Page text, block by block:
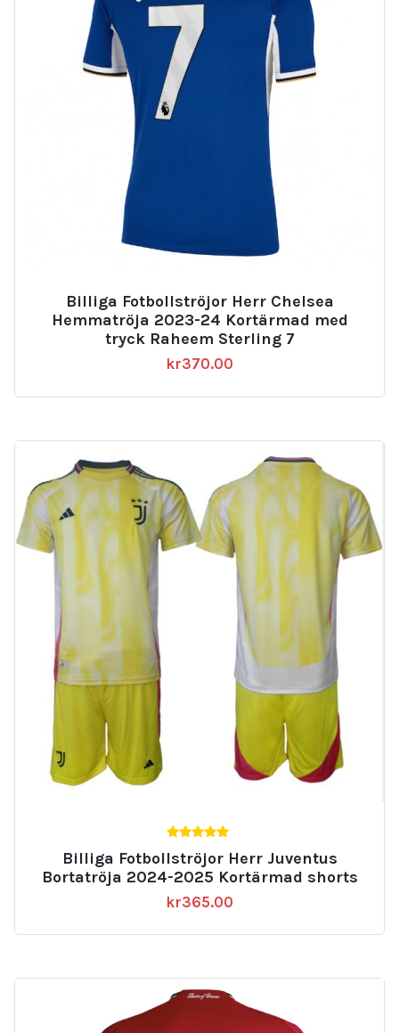
Billiga Fotbollströjor Herr Chelsea
Hemmatröja 2023-24 Kortärmad med
tryck Raheem Sterling 7
kr370.00
av 5
Billiga Fotbollströjor Herr Juventus
Bortatröja 2024-2025 Kortärmad shorts
kr365.00